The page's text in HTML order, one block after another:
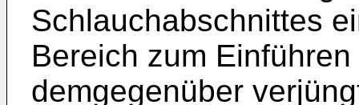
Schlauchabschnittes
Bereich zum
demgegenüber